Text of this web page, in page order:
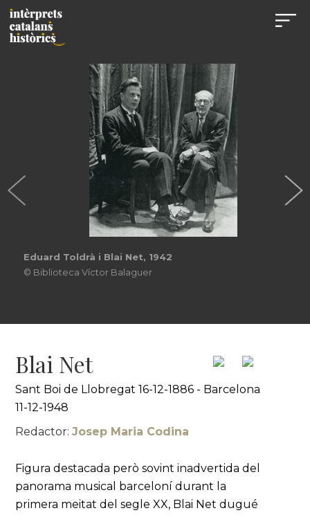
Eduard Toldrà i Blai Net, 1942
© Biblioteca Víctor Balaguer
Blai Net
Sant Boi de Llobregat 16-12-1886 - Barcelona
11-12-1948
Redactor:Josep Maria Codina
Figura destacada però sovint inadvertida del
panorama musical barceloní durant la
primera meitat del segle XX, Blai Net dugué